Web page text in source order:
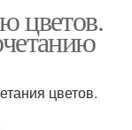
цветов.
цветов.